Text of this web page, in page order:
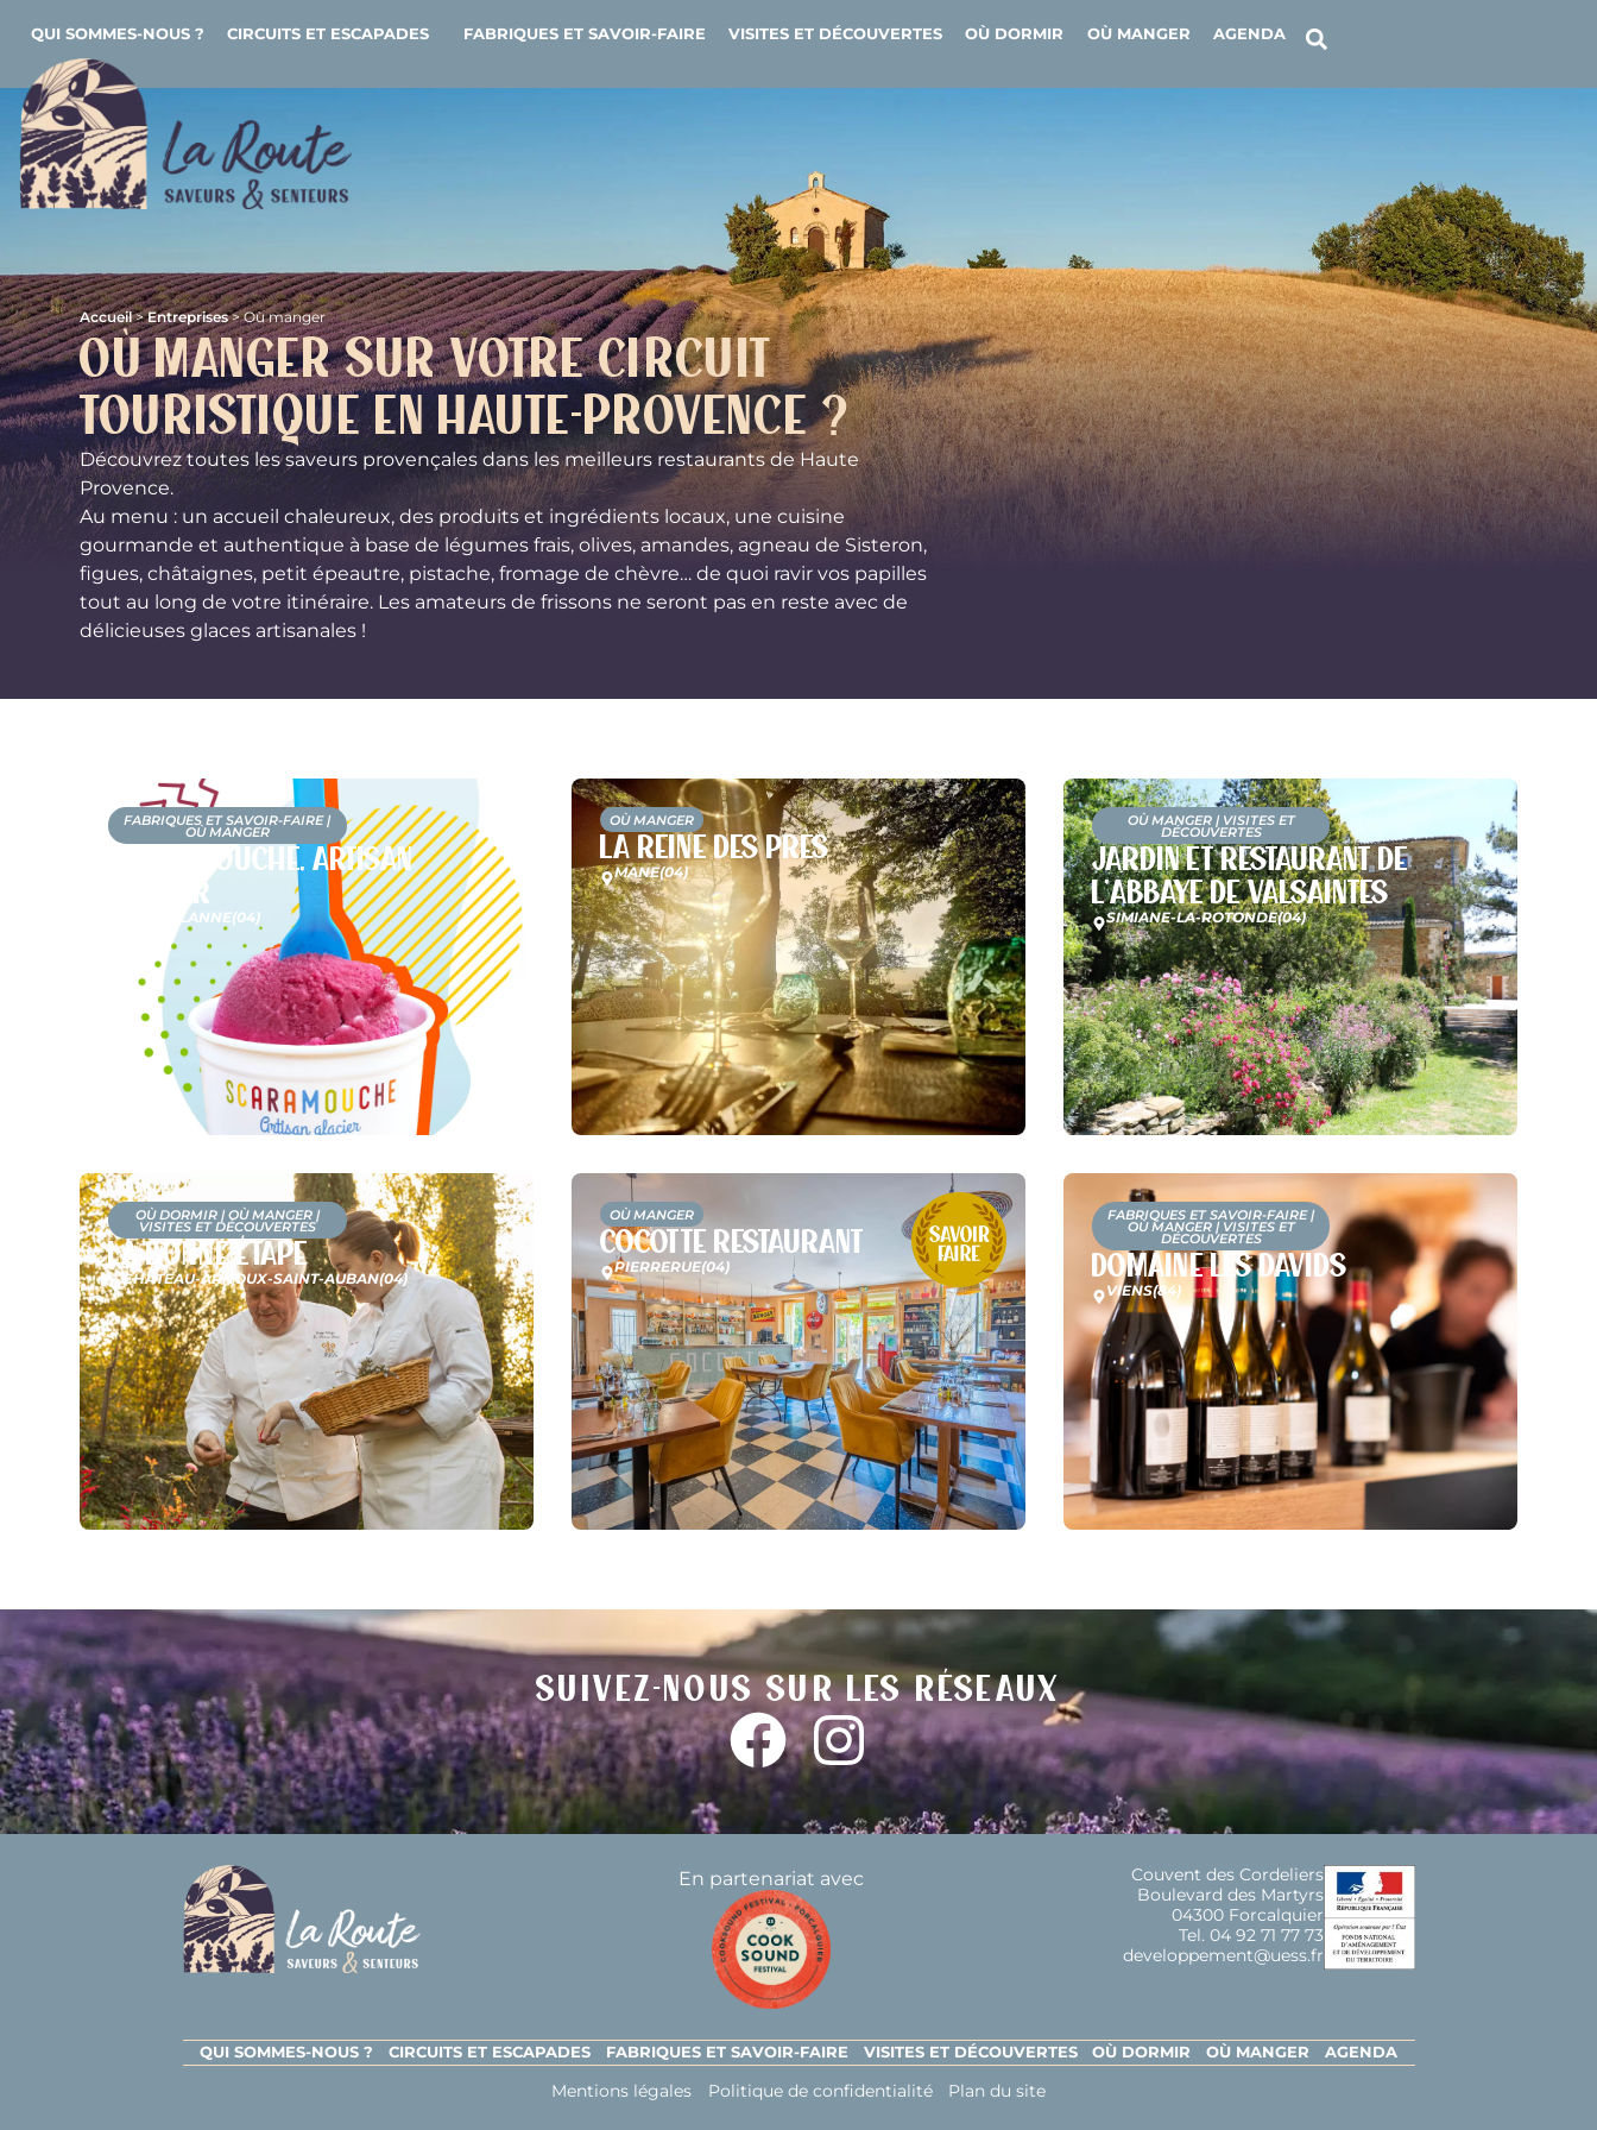
QUI SOMMES-NOUS ? CIRCUITS ET ESCAPADES FABRIQUES ET SAVOIR-FAIRE VISITES ET DÉCOUVERTES OÙ DORMIR OÙ MANGER AGENDA
Accueil>Entreprises>Où manger
Où manger sur votre circuit
touristique en Haute-Provence ?
Découvrez toutes les saveurs provençales dans les meilleurs restaurants de Haute
Provence.
Au menu : un accueil chaleureux, des produits et ingrédients locaux, une cuisine
gourmande et authentique à base de légumes frais, olives, amandes, agneau de Sisteron,
figues, châtaignes, petit épeautre, pistache, fromage de chèvre… de quoi ravir vos papilles
tout au long de votre itinéraire. Les amateurs de frissons ne seront pas en reste avec de
délicieuses glaces artisanales !
FABRIQUES ET SAVOIR-FAIRE|
OÙ MANGER
Scaramouche, artisan
glacier
LA BRILLANNE(04)
OÙ MANGER
La Reine des Près
MANE(04)
OÙ MANGER| VISITES ET
DÉCOUVERTES
Jardin et restaurant de
l’Abbaye de Valsaintes
SIMIANE-LA-ROTONDE(04)
OÙ DORMIR|OÙ MANGER|
VISITES ET DÉCOUVERTES
La Bonne Étape
CHÂTEAU-ARNOUX-SAINT-AUBAN(04)
OÙ MANGER
Cocotte Restaurant
PIERRERUE(04)
FABRIQUES ET SAVOIR-FAIRE|
OÙ MANGER| VISITES ET
DÉCOUVERTES
Domaine Les Davids
VIENS(84)
Suivez-nous sur les réseaux
En partenariat avec
Couvent des Cordeliers
Boulevard des Martyrs
04300 Forcalquier
Tel. 04 92 71 77 73
developpement@uess.fr
QUI SOMMES-NOUS ? CIRCUITS ET ESCAPADES FABRIQUES ET SAVOIR-FAIRE VISITES ET DÉCOUVERTES OÙ DORMIR OÙ MANGER AGENDA
Mentions légales Politique de confidentialité Plan du site